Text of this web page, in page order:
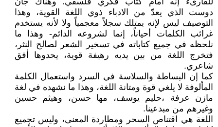
دوست الذي يعدّ من الادباء ذوي اللغة القوية، وهذا
التوصيف ليس لإنه يمتلك سجلاً معجمياً ولا لأنه يستخدم
غرائب الكلمات أحياناً، إنما لشروعه الدائم- وهذا ما
نلحظه في جميع كتاباته في تسخير الشعر لصالح النثر،
فتخرج اللغة من بين يديه رهيفة قوية، يحدوها أفق
شاعري.
كما إن البساطة والسلاسة في السرد واستعمال الكلمة
المألوفة لا يلغي قوة ومتانة اللغة، وهذا ما نشهده في لغة
مازن عرفة ،حليم يوسف، مها حسن، وهيثم حسين
وغيرهم من مبدعينا.
اللغة هي اقتناص السحر ومطاردة المعنى، وليس تجميع